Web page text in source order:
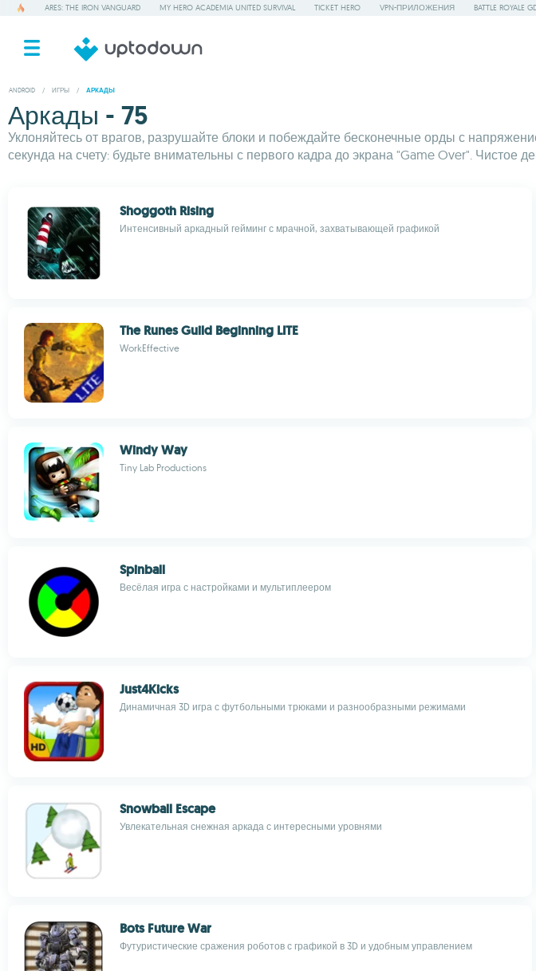
ARES: THE IRON VANGUARD MY HERO ACADEMIA UNITED SURVIVAL TICKET HERO VPN-ПРИЛОЖЕНИЯ BATTLE ROYALE
ANDROID / ИГРЫ / АРКАДЫ
Аркады - 75
Уклоняйтесь от врагов, разрушайте блоки и побеждайте бесконечные орды с
секунда на счету: будьте внимательны с первого кадра до экрана "Game Over". Чистое
Shoggoth Rising
Интенсивный аркадный гейминг с мрачной, захватывающей графикой
The Runes Guild Beginning LITE
WorkEffective
Windy Way
Tiny Lab Productions
Spinball
Весёлая игра с настройками и мультиплеером
Just4Kicks
Динамичная 3D игра с футбольными трюками и разнообразными режимами
Snowball Escape
Увлекательная снежная аркада с интересными уровнями
Bots Future War
Футуристические сражения роботов с графикой в 3D и удобным управлением